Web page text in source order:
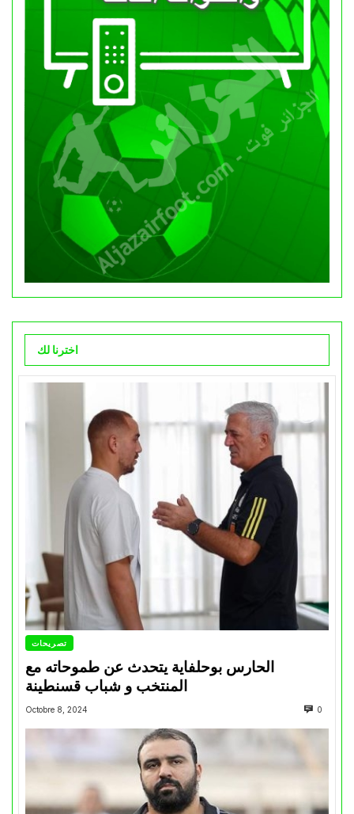
اخترنا لك
تصريحات
الحارس بوحلفاية يتحدث عن طموحاته مع
المنتخب و شباب قسنطينة
Octobre 8, 2024 0